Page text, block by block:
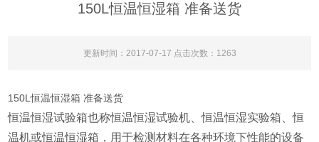
150L恒温恒湿箱 准备送货
更新时间：2017-07-17 点击次数：1263
150L恒温恒湿箱 准备送货
恒温恒湿试验箱也称恒温恒湿试验机、恒温恒湿实验箱、恒
温机或恒温恒湿箱，用于检测材料在各种环境下性能的设备